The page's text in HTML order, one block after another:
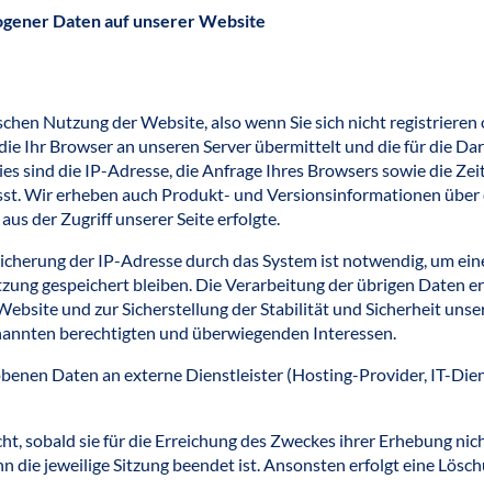
Daten auf unserer Website
Nutzung der Website, also wenn Sie sich nicht
Ihr Browser an unseren Server übermittelt und die für die
sind die IP-Adresse, die Anfrage Ihres Browsers sowie die
Wir erheben auch Produkt- und Versionsinformationen
der Zugriff unserer Seite erfolgte.
der IP-Adresse durch das System ist notwendig, um
gespeichert bleiben. Die Verarbeitung der übrigen
und zur Sicherstellung der Stabilität und Sicherheit
berechtigten und überwiegenden Interessen.
Daten an externe Dienstleister (Hosting-Provider, IT-
sobald sie für die Erreichung des Zweckes ihrer Erhebung
die jeweilige Sitzung beendet ist. Ansonsten erfolgt eine